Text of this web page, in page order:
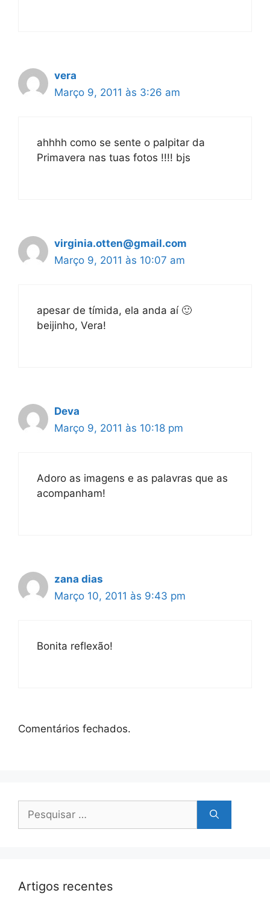
vera
Março 9, 2011 às 3:26 am
ahhhh como se sente o palpitar da
Primavera nas tuas fotos !!!! bjs
virginia.otten@gmail.com
Março 9, 2011 às 10:07 am
apesar de tímida, ela anda aí 🙂
beijinho, Vera!
Deva
Março 9, 2011 às 10:18 pm
Adoro as imagens e as palavras que as
acompanham!
zana dias
Março 10, 2011 às 9:43 pm
Bonita reflexão!
Comentários fechados.
por:
Artigos recentes